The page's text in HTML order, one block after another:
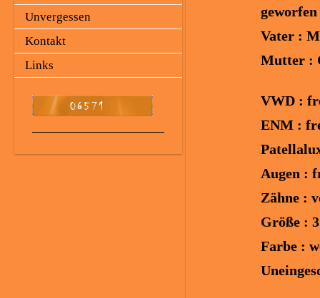
Unvergessen
Kontakt
Links
geworfen
Vater :
Mutter :
VWD :
ENM :
Augen :
Zähne :
Größe :
Farbe :